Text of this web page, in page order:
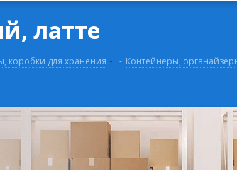
латте
коробки для хранения - Контейнеры,